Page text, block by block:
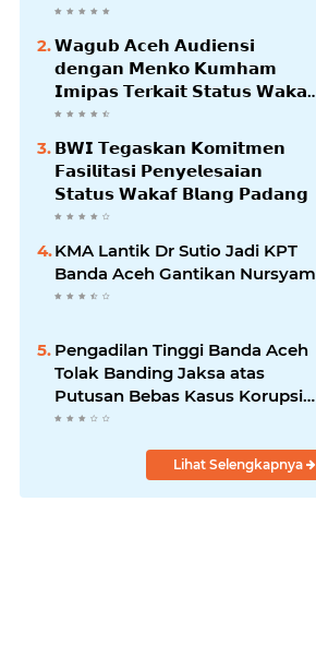
𝗪𝗮𝗴𝘂𝗯 𝗔𝗰𝗲𝗵 𝗔𝘂𝗱𝗶𝗲𝗻𝘀𝗶
𝗱𝗲𝗻𝗴𝗮𝗻 𝗠𝗲𝗻𝗸𝗼 𝗞𝘂𝗺𝗵𝗮𝗺
𝗜𝗺𝗶𝗽𝗮𝘀 𝗧𝗲𝗿𝗸𝗮𝗶𝘁 𝗦𝘁𝗮𝘁𝘂𝘀 𝗪𝗮𝗸𝗮𝗳
𝗕𝗹𝗮𝗻𝗴𝗽𝗮𝗱𝗮𝗻𝗴
𝗕𝗪𝗜 𝗧𝗲𝗴𝗮𝘀𝗸𝗮𝗻 𝗞𝗼𝗺𝗶𝘁𝗺𝗲𝗻
𝗙𝗮𝘀𝗶𝗹𝗶𝘁𝗮𝘀𝗶 𝗣𝗲𝗻𝘆𝗲𝗹𝗲𝘀𝗮𝗶𝗮𝗻
𝗦𝘁𝗮𝘁𝘂𝘀 𝗪𝗮𝗸𝗮𝗳 𝗕𝗹𝗮𝗻𝗴 𝗣𝗮𝗱𝗮𝗻𝗴
KMA Lantik Dr Sutio Jadi KPT
Banda Aceh Gantikan Nursyam
Pengadilan Tinggi Banda Aceh
Tolak Banding Jaksa atas
Putusan Bebas Kasus Korupsi
Wastafel
Lihat Selengkapnya